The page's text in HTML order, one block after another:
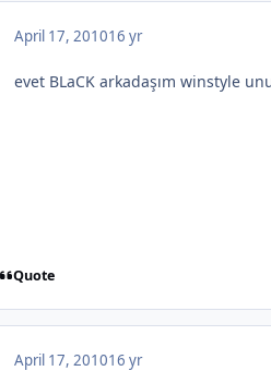
April 17, 201016 yr
evet BLaCK arkadaşım winstyle
Quote
April 17, 201016 yr